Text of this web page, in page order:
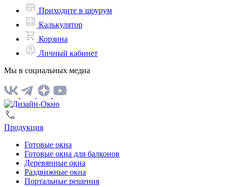
Приходите в шоурум
Калькулятор
Корзина
Личный кабинет
Мы в социальных медиа
Продукция
Готовые окна
Готовые окна для балконов
Деревянные окна
Раздвижные окна
Портальные решения